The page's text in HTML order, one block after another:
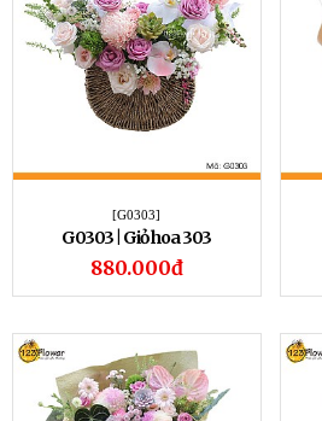
[G0303]
G0303 | Giỏ hoa 303
880.000đ